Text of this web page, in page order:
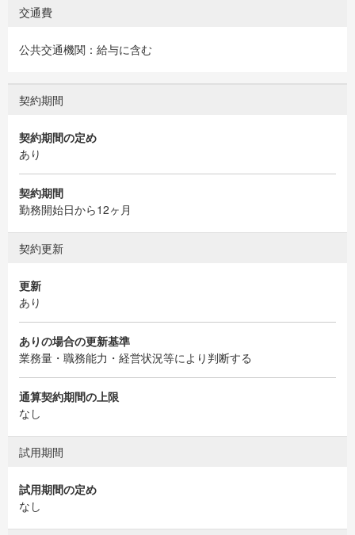
交通費
公共交通機関：給与に含む
契約期間
契約期間の定め
あり
契約期間
勤務開始日から12ヶ月
契約更新
更新
あり
ありの場合の更新基準
業務量・職務能力・経営状況等により判断する
通算契約期間の上限
なし
試用期間
試用期間の定め
なし